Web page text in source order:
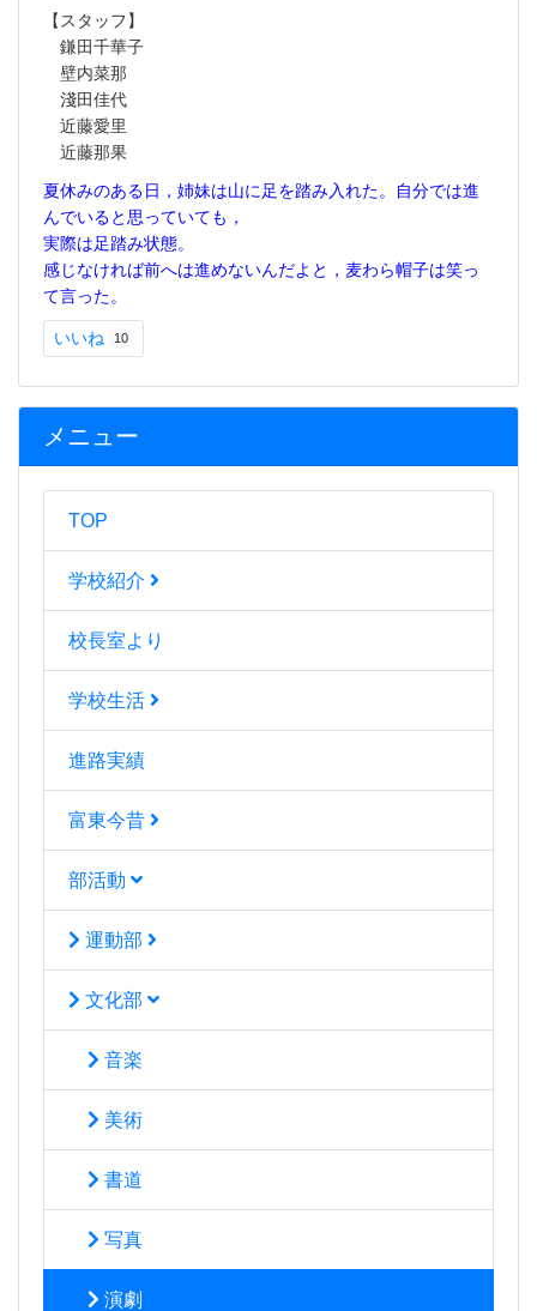
メニュー
TOP
学校紹介
校長室より
学校生活
進路実績
富東今昔
部活動
運動部
文化部
音楽
美術
書道
写真
演劇
【スタッフ】
鎌田千華子
壁内菜那
淺田佳代
近藤愛里
近藤那果
夏休みのある日，姉妹は山に足を踏み入れた。自分では進
んでいると思っていても，
実際は足踏み状態。
感じなければ前へは進めないんだよと，麦わら帽子は笑っ
て言った。
いいね 10